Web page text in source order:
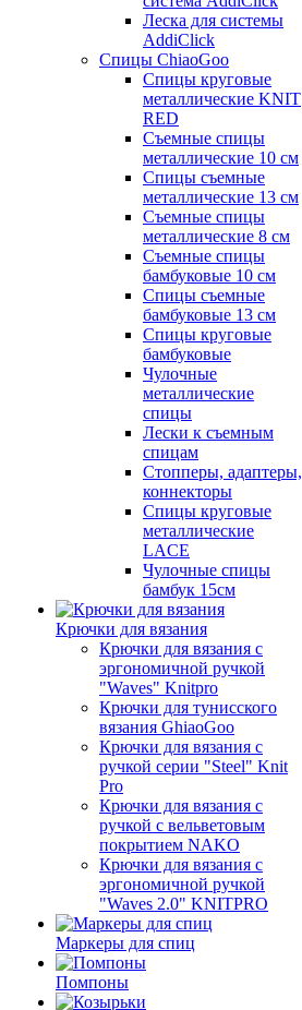
Леска для системы
AddiClick
Спицы ChiaoGoo
Спицы круговые
металлические KNIT
RED
Съемные спицы
металлические 10 см
Спицы съемные
металлические 13 см
Съемные спицы
металлические 8 см
Съемные спицы
бамбуковые 10 см
Спицы съемные
бамбуковые 13 см
Спицы круговые
бамбуковые
Чулочные
металлические
спицы
Лески к съемным
спицам
Стопперы, адаптеры,
коннекторы
Спицы круговые
металлические
LACE
Чулочные спицы
бамбук 15см
Крючки для вязания
Крючки для вязания с
эргономичной ручкой
"Waves" Knitpro
Крючки для тунисского
вязания GhiaoGoo
Крючки для вязания с
ручкой серии "Steel" Knit
Pro
Крючки для вязания с
ручкой с вельветовым
покрытием NAKO
Крючки для вязания с
эргономичной ручкой
"Waves 2.0" KNITPRO
Маркеры для спиц
Помпоны